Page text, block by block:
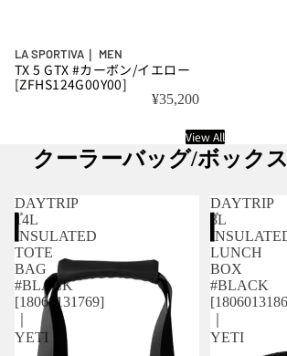
LA SPORTIVA｜ MEN
TX 5 GTX #カーボン/イエロー
[ZFHS124G00Y00]
¥35,200
View All
クーラーバッグ/ボック
DAYTRIP
14L
INSULATED
TOTE
BAG
#BLACK
[18060131769]
YETI
DAYTRIP
3L
LUNCH
BOX
#BLACK
YETI